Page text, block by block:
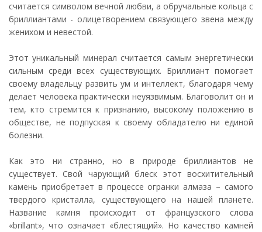
считается символом вечной любви, а обручальные кольца с
бриллиантами - олицетворением связующего звена между
женихом и невестой.
Этот уникальный минерал считается самым энергетически
сильным среди всех существующих. Бриллиант помогает
своему владельцу развить ум и интеллект, благодаря чему
делает человека практически неуязвимым. Благоволит он и
тем, кто стремится к признанию, высокому положению в
обществе, не подпуская к своему обладателю ни единой
болезни.
Как это ни странно, но в природе бриллиантов не
существует. Свой чарующий блеск этот восхитительный
камень приобретает в процессе огранки алмаза – самого
твердого кристалла, существующего на нашей планете.
Название камня происходит от французского слова
«brillant», что означает «блестящий». Но качество камней